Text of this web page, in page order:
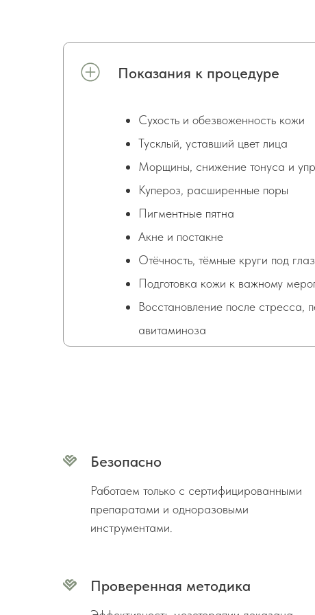
Показания к процедуре
Сухость и обезвоженность кожи
Тусклый, уставший цвет лица
Морщины, снижение тонуса и
Купероз, расширенные поры
Пигментные пятна
Акне и постакне
Отёчность, тёмные круги под
Подготовка кожи к важному
Восстановление после стресса,
авитаминоза
Безопасно
Проверенная методика
Работаем только с сертифицированными
препаратами и одноразовыми
инструментами.